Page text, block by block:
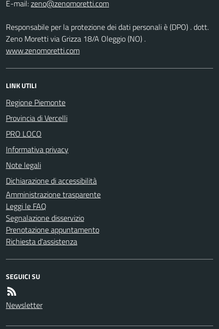
E-mail:
Responsabile per la protezione dei dati personali è (DPO) . dott.
Zeno Moretti via Grizza 18/A Oleggio (NO) .
www.zenomoretti.com
LINK UTILI
Regione Piemonte
Provincia di Vercelli
PRO LOCO
Informativa privacy
Note legali
Dichiarazione di accessibilità
Amministrazione trasparente
Leggi le FAQ
Segnalazione disservizio
Prenotazione appuntamento
Richiesta d'assistenza
SEGUICI SU
Newsletter